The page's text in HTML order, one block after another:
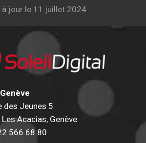
à jour le 11 juillet 2024
des Jeunes 5
Acacias, Genève
566 68 80